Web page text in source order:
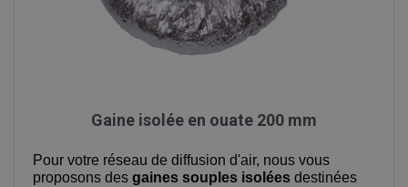
Gaine isolée en ouate 200 mm
Pour votre réseau de diffusion d'air, nous vous
proposons des gaines souples isolées destinées